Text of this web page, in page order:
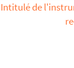
Intitulé deJournal
Programmes